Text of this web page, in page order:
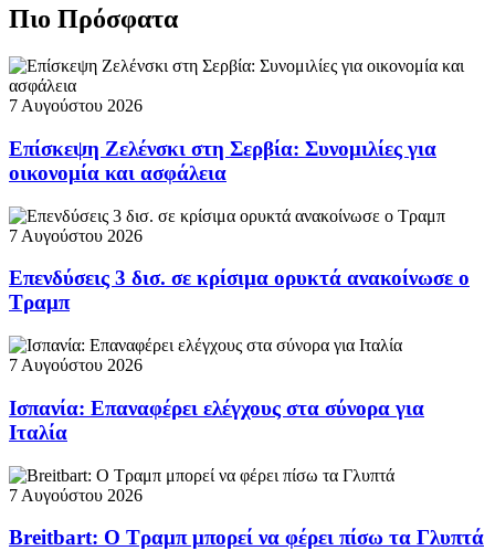
Πιο Πρόσφατα
7 Αυγούστου 2026
Επίσκεψη Ζελένσκι στη Σερβία: Συνομιλίες για
οικονομία και ασφάλεια
7 Αυγούστου 2026
Επενδύσεις 3 δισ. σε κρίσιμα ορυκτά ανακοίνωσε ο
Τραμπ
7 Αυγούστου 2026
Ισπανία: Επαναφέρει ελέγχους στα σύνορα για
Ιταλία
7 Αυγούστου 2026
Breitbart: Ο Τραμπ μπορεί να φέρει πίσω τα Γλυπτά